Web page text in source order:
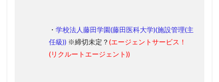
・ 学校法人藤田学園(藤田医科大学)(施設管理(主
任級)) ※締切未定？(エージェントサービス！
(リクルートエージェント))